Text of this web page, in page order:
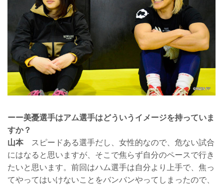
ーー美憂選手はアム選手はどういうイメージを持っていま
すか？
山本スピードある選手だし、女性的なので、危ない試合
にはなると思いますが、そこで焦らず自分のペースで行き
たいと思います。前回はハム選手は自分より上手で、焦っ
てやってはいけないことをバンバンやってしまったので、